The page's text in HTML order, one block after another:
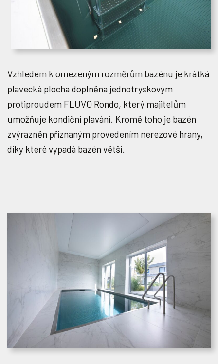
Vzhledem k omezeným rozměrům bazénu je krátká
plavecká plocha doplněna jednotryskovým
protiproudem FLUVO Rondo, který majitelům
umožňuje kondiční plavání. Kromě toho je bazén
zvýrazněn přiznaným provedením nerezové hrany,
díky které vypadá bazén větší.